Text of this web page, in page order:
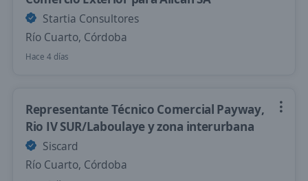
Startia Consultores
Río Cuarto, Córdoba
Hace 4 días
Representante Técnico Comercial Payway,
Rio IV SUR/Laboulaye y zona interurbana
Siscard
Río Cuarto, Córdoba